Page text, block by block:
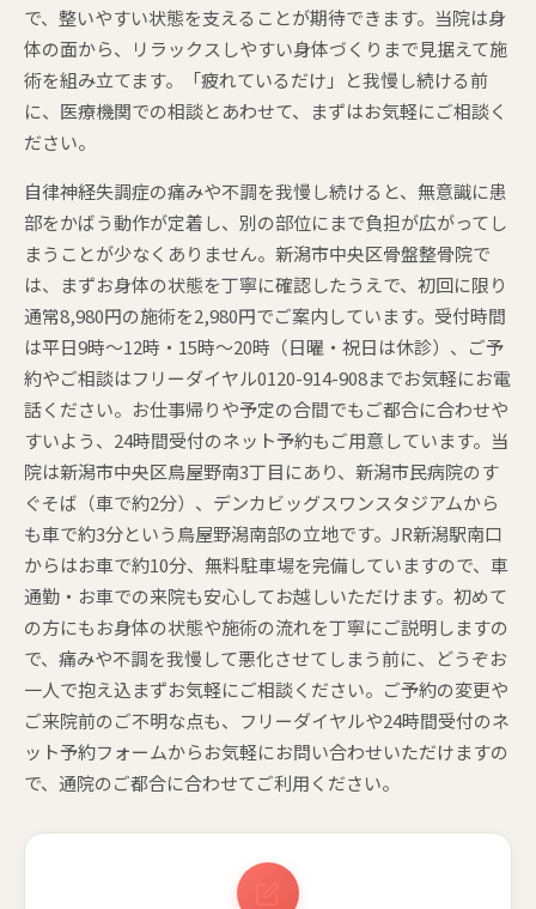
で、整いやすい状態を支えることが期待できます。当院は身
体の面から、リラックスしやすい身体づくりまで見据えて施
術を組み立てます。「疲れているだけ」と我慢し続ける前
に、医療機関での相談とあわせて、まずはお気軽にご相談く
ださい。
自律神経失調症の痛みや不調を我慢し続けると、無意識に患
部をかばう動作が定着し、別の部位にまで負担が広がってし
まうことが少なくありません。新潟市中央区骨盤整骨院で
は、まずお身体の状態を丁寧に確認したうえで、初回に限り
通常8,980円の施術を2,980円でご案内しています。受付時間
は平日9時〜12時・15時〜20時（日曜・祝日は休診）、ご予
約やご相談はフリーダイヤル0120-914-908までお気軽にお電
話ください。お仕事帰りや予定の合間でもご都合に合わせや
すいよう、24時間受付のネット予約もご用意しています。当
院は新潟市中央区鳥屋野南3丁目にあり、新潟市民病院のす
ぐそば（車で約2分）、デンカビッグスワンスタジアムから
も車で約3分という鳥屋野潟南部の立地です。JR新潟駅南口
からはお車で約10分、無料駐車場を完備していますので、車
通勤・お車での来院も安心してお越しいただけます。初めて
の方にもお身体の状態や施術の流れを丁寧にご説明しますの
で、痛みや不調を我慢して悪化させてしまう前に、どうぞお
一人で抱え込まずお気軽にご相談ください。ご予約の変更や
ご来院前のご不明な点も、フリーダイヤルや24時間受付のネ
ット予約フォームからお気軽にお問い合わせいただけますの
で、通院のご都合に合わせてご利用ください。